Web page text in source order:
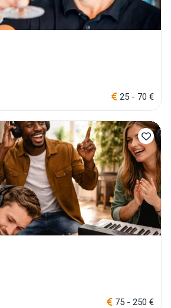
25 - 70 €
75 - 250 €